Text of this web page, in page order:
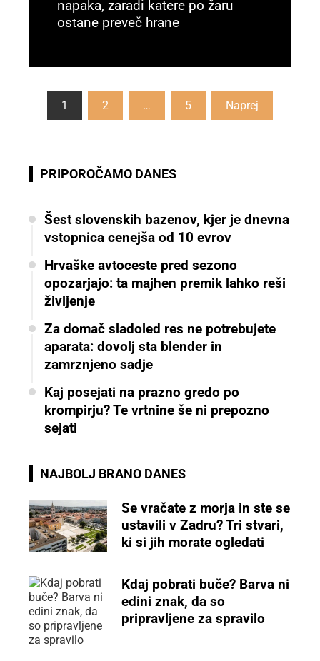
napaka, zaradi katere po žaru
ostane preveč hrane
Številčenje
1 2 … 5 Naprej
PRIPOROČAMO DANES
Šest slovenskih bazenov, kjer je dnevna
vstopnica cenejša od 10 evrov
Hrvaške avtoceste pred sezono
opozarjajo: ta majhen premik lahko reši
življenje
Za domač sladoled res ne potrebujete
aparata: dovolj sta blender in
zamrznjeno sadje
Kaj posejati na prazno gredo po
krompirju? Te vrtnine še ni prepozno
sejati
NAJBOLJ BRANO DANES
Se vračate z morja in ste se
ustavili v Zadru? Tri stvari,
ki si jih morate ogledati
Kdaj pobrati buče? Barva ni
edini znak, da so
pripravljene za spravilo